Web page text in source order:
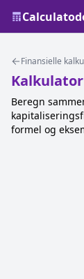
Finansielle
Beregn
formel og